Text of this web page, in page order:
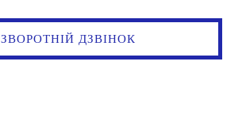
ЗВОРОТНІЙ ДЗВІНОК